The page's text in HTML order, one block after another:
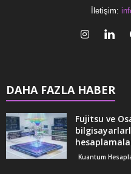
İletişim:
DAHA FAZLA HABER
Fujitsu ve
Kuantum